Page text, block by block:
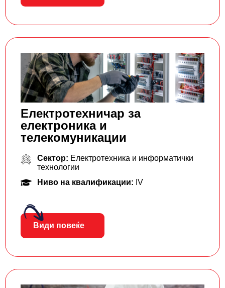
Електротехничар за
електроника и
телекомуникации
Сектор: Електротехника и информатички
технологии
Ниво на квалификации: IV
Види повеќе